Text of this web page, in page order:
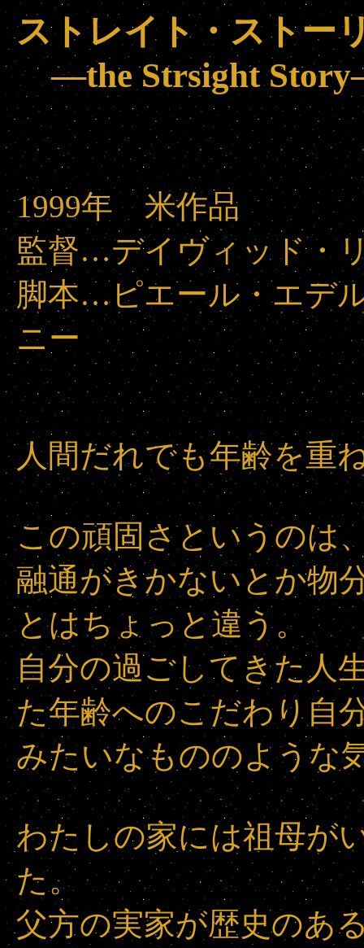
ストレイト・ストー
―the Strsight
1999年 米作品
監督…デイヴィッド・
脚本…ピエール・エデ
ニー
人間だれでも年齢を重
この頑固さというのは
融通がきかないとか物
とはちょっと違う。
自分の過ごしてきた人
た年齢へのこだわり自
みたいなもののような
わたしの家には祖母が
た。
父方の実家が歴史のあ